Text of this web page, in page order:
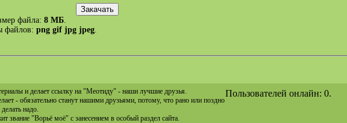
файла: 8 МБ.
файлов: png gif jpg jpeg.
и делает ссылку на "Меотиду" - наши лучшие друзья.
- обязательно станут нашими друзьями, потому, что рано или поздно
надо.
звание "Ворьё моё" с занесением в особый раздел сайта.
Пользователей онлайн: 0.